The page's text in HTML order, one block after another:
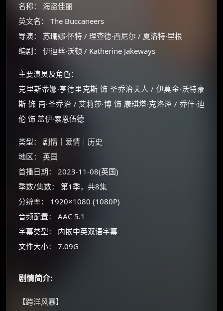
名称： 海盗佳丽
英文名： The Buccaneers
导演： 苏珊娜·怀特 / 理查德·西尼尔 / 夏洛特·里根
编剧： 伊迪丝·沃顿 / Katherine Jakeways
主要演员及角色：
克里斯蒂娜·亨德里克斯 饰 圣乔治夫人 / 伊莫金·沃特豪
斯 饰 南·圣乔治 / 艾莉莎·博 饰 康琪塔·克洛泽 / 乔什·迪
伦 饰 盖伊·索恩伍德
类型： 剧情｜爱情｜历史
地区： 英国
首播日期： 2023-11-08(英国)
季数/集数： 第1季，共8集
分辨率： 1920×1080 (1080P)
音频配置： AAC 5.1
字幕类型： 内嵌中英双语字幕
文件大小： 7.09G
剧情简介:
【跨洋风暴】
🧧 福利领取站
☕
朋友们辛苦了 💦
你需要的各种会员，都可低价购买！